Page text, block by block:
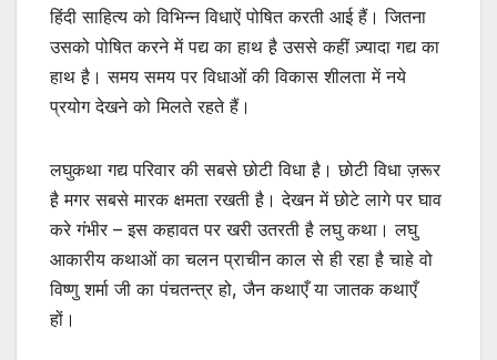
हिंदी साहित्य को विभिन्न विधाऐं पोषित करती आई हैं। जितना
उसको पोषित करने में पद्य का हाथ है़ उससे कहीं ज़्यादा गद्य का
हाथ है़। समय समय पर विधाओं की विकास शीलता में नये
प्रयोग देखने को मिलते रहते हैं।
लघुकथा गद्य परिवार की सबसे छोटी विधा है़। छोटी विधा ज़रूर
है़ मगर सबसे मारक क्षमता रखती है़। देखन में छोटे लागे पर घाव
करे गंभीर – इस कहावत पर खरी उतरती है़ लघु कथा। लघु
आकारीय कथाओं का चलन प्राचीन काल से ही रहा है़ चाहे वो
विष्णु शर्मा जी का पंचतन्त्र हो, जैन कथाएँ या जातक कथाएँ
हों।